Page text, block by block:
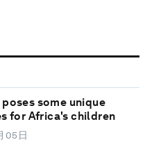
poses some unique
for Africa's children
05日